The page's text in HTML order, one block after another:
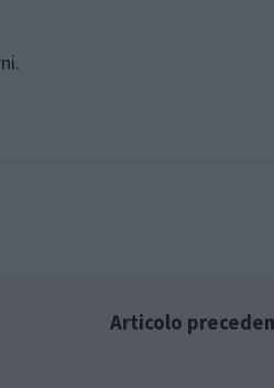
Articolo